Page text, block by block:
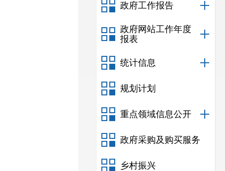
政府工作报告
政府网站工作年度
报表
统计信息
规划计划
重点领域信息公开
政府采购及购买服务
乡村振兴